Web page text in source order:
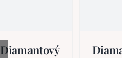
Diamantový